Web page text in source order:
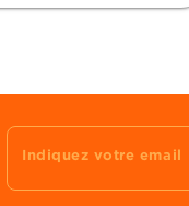
Indiquez votre email